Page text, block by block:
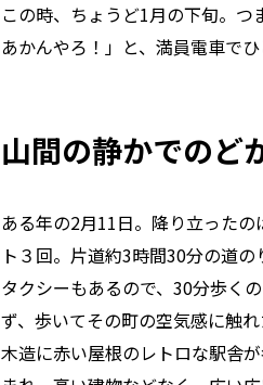
この時、ちょうど1月の下旬。
あかんやろ！」と、満員電車で
山間の静かでのど
ある年の2月11日。降り立った
ト３回。片道約3時間30分の道
タクシーもあるので、30分歩く
ず、歩いてその町の空気感に触
木造に赤い屋根のレトロな駅舎